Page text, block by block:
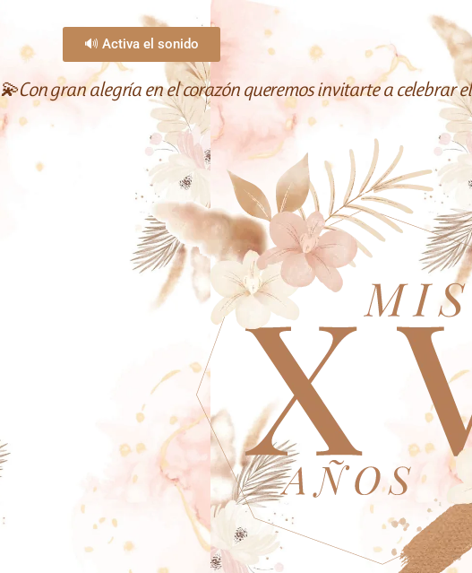
🔊 Activa el sonido
💫Con gran alegría en el corazón queremos invitarte a celebrar